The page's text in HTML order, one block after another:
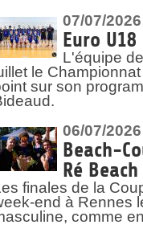
07/07/2026
Euro
L'équipe
le
sur son
06/07/2026
Beach-
Ré
finales de la
end à Rennes
comme